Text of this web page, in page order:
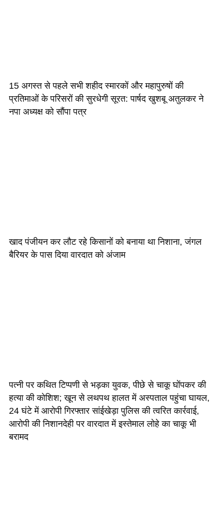
15 अगस्त से पहले सभी शहीद स्मारकों और महापुरुषों की
प्रतिमाओं के परिसरों की सुरधेगी सूरत: पार्षद खुशबू अतुलकर ने
नपा अध्यक्ष को सौंपा पत्र
खाद पंजीयन कर लौट रहे किसानों को बनाया था निशाना, जंगल
बैरियर के पास दिया वारदात को अंजाम
पत्नी पर कथित टिप्पणी से भड़का युवक, पीछे से चाकू घोंपकर की
हत्या की कोशिश; खून से लथपथ हालत में अस्पताल पहुंचा घायल,
24 घंटे में आरोपी गिरफ्तार सांईखेड़ा पुलिस की त्वरित कार्रवाई,
आरोपी की निशानदेही पर वारदात में इस्तेमाल लोहे का चाकू भी
बरामद